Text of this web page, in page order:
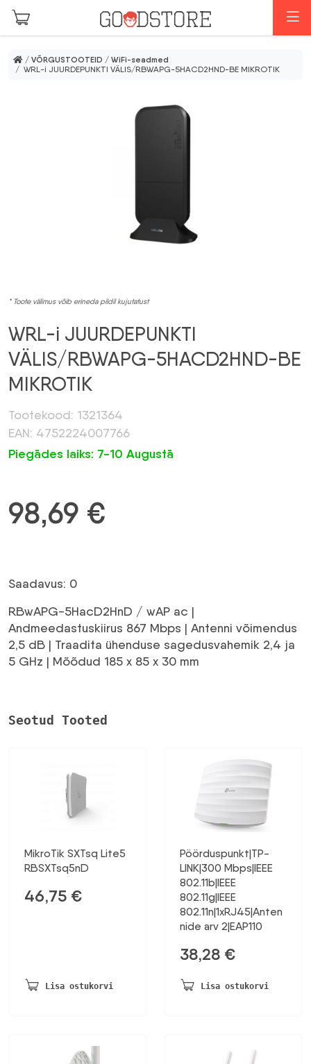
Skip to main content
/ VÕRGUSTOOTEID / WiFi-seadmed
/ WRL-i JUURDEPUNKTI VÄLIS/RBWAPG-5HACD2HND-BE MIKROTIK
* Toote välimus võib erineda pildil kujutatust
WRL-i JUURDEPUNKTI
VÄLIS/RBWAPG-5HACD2HND-BE
MIKROTIK
Tootekood: 1321364
EAN: 4752224007766
Piegādes laiks: 7-10 Augustā
98,69 €
Saadavus: 0
RBwAPG-5HacD2HnD / wAP ac |
Andmeedastuskiirus 867 Mbps | Antenni võimendus
2,5 dB | Traadita ühenduse sagedusvahemik 2,4 ja
5 GHz | Mõõdud 185 x 85 x 30 mm
Seotud Tooted
MikroTik SXTsq Lite5
RBSXTsq5nD
46,75 €
Lisa ostukorvi
Pöörduspunkt|TP-
LINK|300 Mbps|IEEE
802.11b|IEEE
802.11g|IEEE
802.11n|1xRJ45|Anten
nide arv 2|EAP110
38,28 €
Lisa ostukorvi